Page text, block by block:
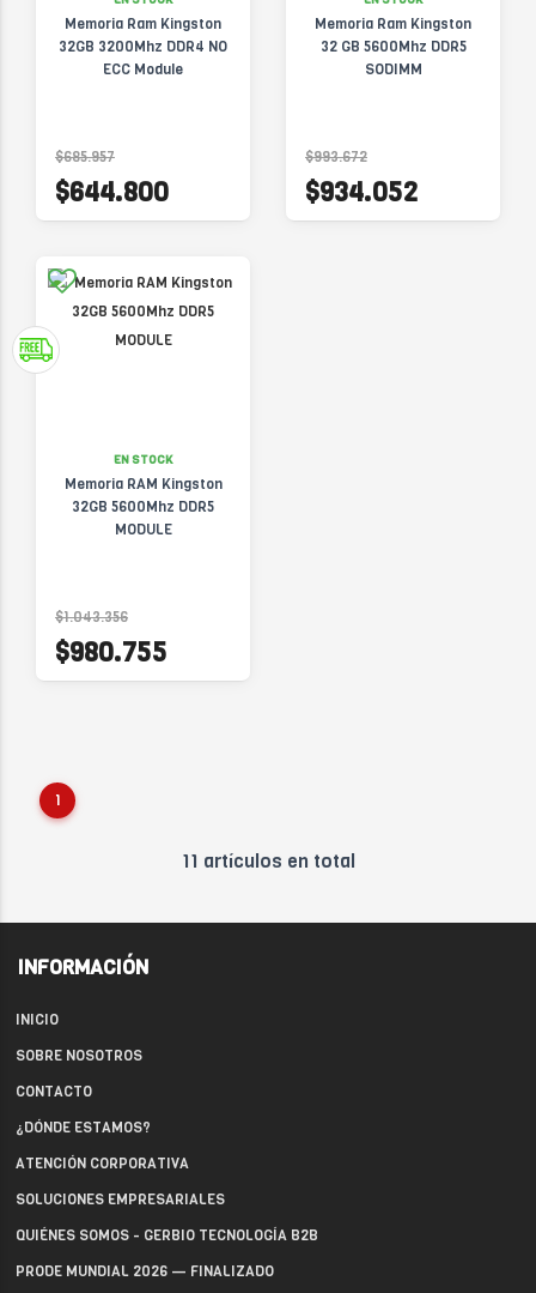
Memoria Ram Kingston
32GB 3200Mhz DDR4 NO
ECC Module
$685.957
$644.800
Memoria Ram Kingston
32 GB 5600Mhz DDR5
SODIMM
$993.672
$934.052
EN STOCK
Memoria RAM Kingston
32GB 5600Mhz DDR5
MODULE
$1.043.356
$980.755
1
11 artículos en total
INFORMACIÓN
INICIO
SOBRE NOSOTROS
CONTACTO
¿DÓNDE ESTAMOS?
ATENCIÓN CORPORATIVA
SOLUCIONES EMPRESARIALES
QUIÉNES SOMOS - GERBIO TECNOLOGÍA B2B
PRODE MUNDIAL 2026 — FINALIZADO